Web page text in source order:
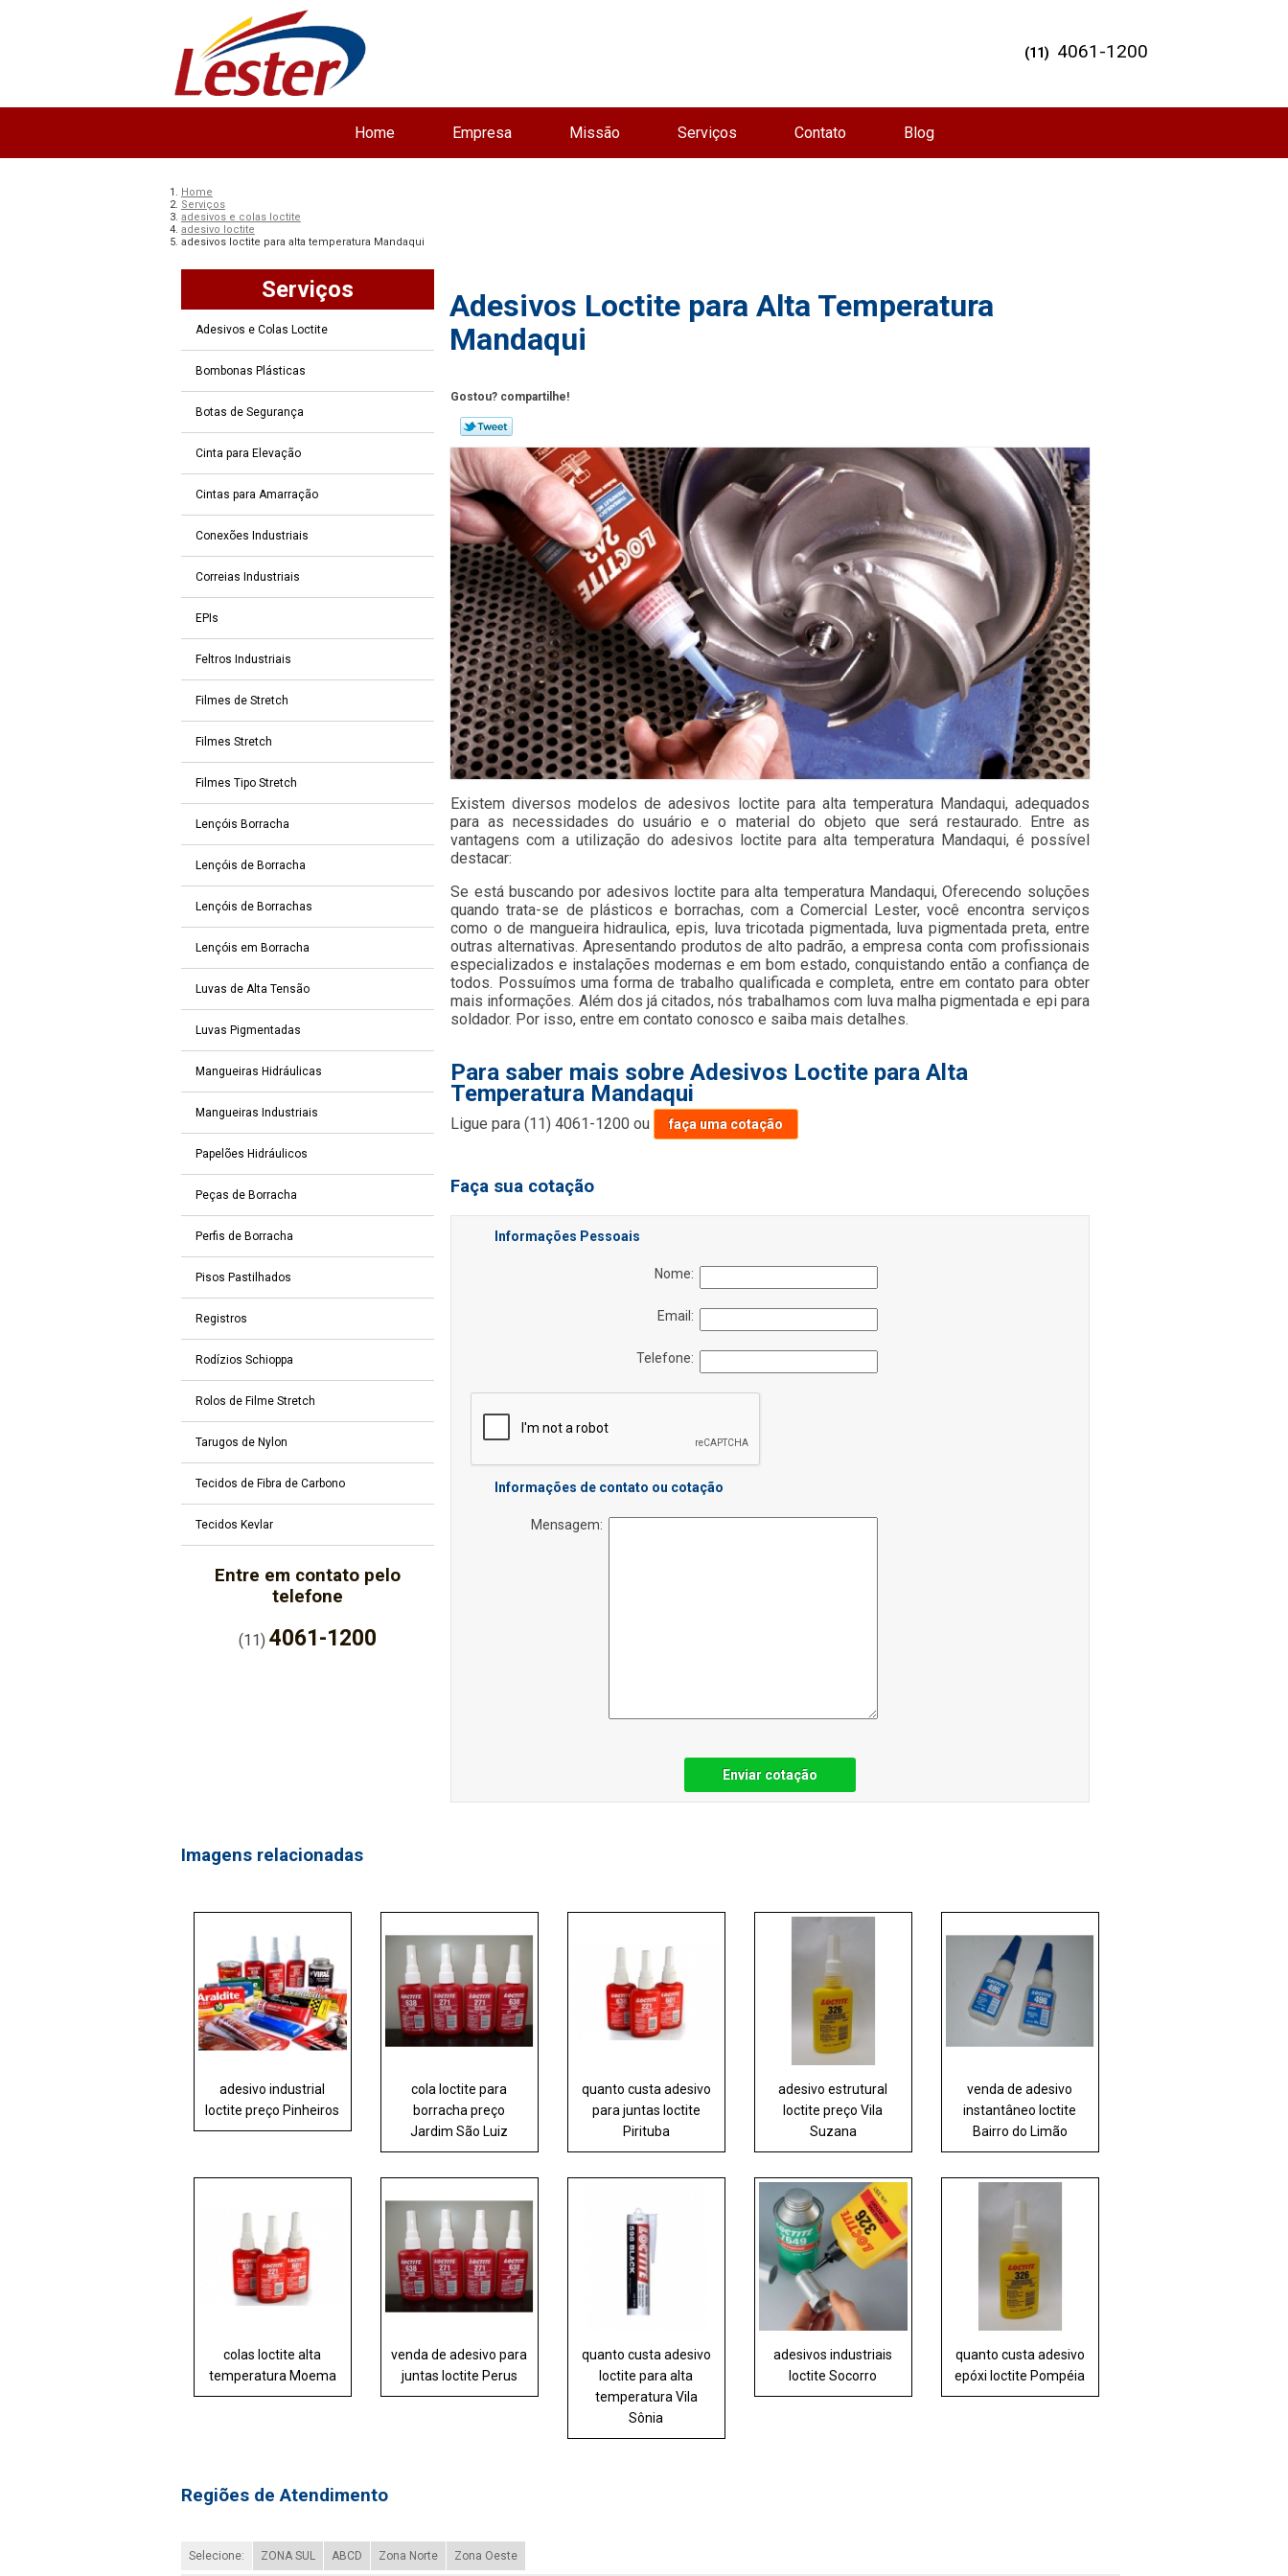
Home Empresa Missão Serviços Contato Blog
(11) 4061-1200
Home
Serviços
adesivos e colas loctite
adesivo loctite
adesivos loctite para alta temperatura Mandaqui
Serviços
Adesivos e Colas Loctite
Bombonas Plásticas
Botas de Segurança
Cinta para Elevação
Cintas para Amarração
Conexões Industriais
Correias Industriais
EPIs
Feltros Industriais
Filmes de Stretch
Filmes Stretch
Filmes Tipo Stretch
Lençóis Borracha
Lençóis de Borracha
Lençóis de Borrachas
Lençóis em Borracha
Luvas de Alta Tensão
Luvas Pigmentadas
Mangueiras Hidráulicas
Mangueiras Industriais
Papelões Hidráulicos
Peças de Borracha
Perfis de Borracha
Pisos Pastilhados
Registros
Rodízios Schioppa
Rolos de Filme Stretch
Tarugos de Nylon
Tecidos de Fibra de Carbono
Tecidos Kevlar
Entre em contato pelo
telefone
(11)4061-1200
Adesivos Loctite para Alta Temperatura
Mandaqui
Gostou? compartilhe!
Existem diversos modelos de adesivos loctite para alta temperatura Mandaqui, adequados
para as necessidades do usuário e o material do objeto que será restaurado. Entre as
vantagens com a utilização do adesivos loctite para alta temperatura Mandaqui, é possível
destacar:
Se está buscando por adesivos loctite para alta temperatura Mandaqui, Oferecendo soluções
quando trata-se de plásticos e borrachas, com a Comercial Lester, você encontra serviços
como o de mangueira hidraulica, epis, luva tricotada pigmentada, luva pigmentada preta, entre
outras alternativas. Apresentando produtos de alto padrão, a empresa conta com profissionais
especializados e instalações modernas e em bom estado, conquistando então a confiança de
todos. Possuímos uma forma de trabalho qualificada e completa, entre em contato para obter
mais informações. Além dos já citados, nós trabalhamos com luva malha pigmentada e epi para
soldador. Por isso, entre em contato conosco e saiba mais detalhes.
Para saber mais sobre Adesivos Loctite para Alta
Temperatura Mandaqui
Ligue para(11) 4061-1200 ou faça uma cotação
Faça sua cotação
Informações Pessoais
Nome:
Email:
Telefone:
Informações de contato ou cotação
Mensagem:
Enviar cotação
Imagens relacionadas
adesivo industrial
loctite preço Pinheiros
cola loctite para
borracha preço
Jardim São Luiz
quanto custa adesivo
para juntas loctite
Pirituba
adesivo estrutural
loctite preço Vila
Suzana
venda de adesivo
instantâneo loctite
Bairro do Limão
colas loctite alta
temperatura Moema
venda de adesivo para
juntas loctite Perus
quanto custa adesivo
loctite para alta
temperatura Vila
Sônia
adesivos industriais
loctite Socorro
quanto custa adesivo
epóxi loctite Pompéia
Regiões de Atendimento
Selecione: ZONA SUL ABCD Zona Norte Zona Oeste